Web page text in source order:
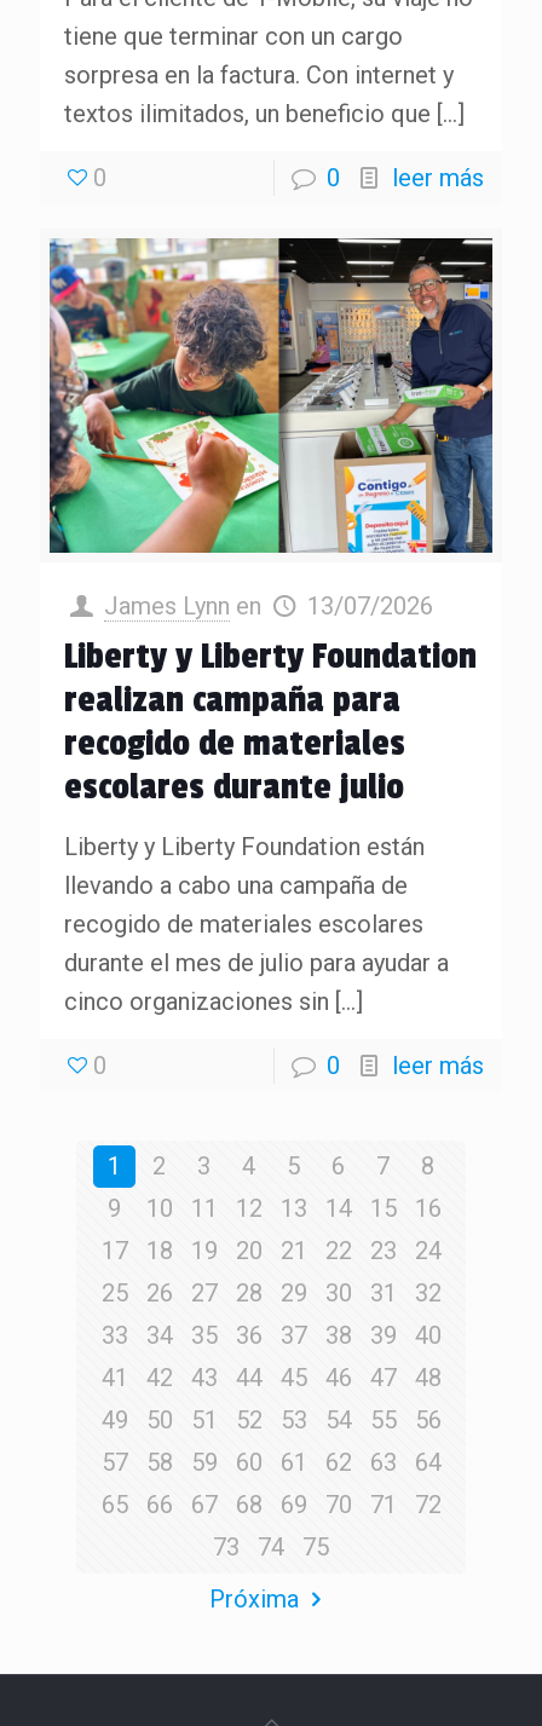
tiene que terminar con un cargo
sorpresa en la factura. Con internet y
textos ilimitados, un beneficio que […]
0 0 leer más
James Lynn en 13/07/2026
Liberty y Liberty Foundation
realizan campaña para
recogido de materiales
escolares durante julio
Liberty y Liberty Foundation están
llevando a cabo una campaña de
recogido de materiales escolares
durante el mes de julio para ayudar a
cinco organizaciones sin […]
0 0 leer más
1 2 3 4 5 6 7
8
9
10 11 12 13 14 15
16
17
18 19 20 21 22 23
24
25
26 27 28 29 30 31
32
33
34 35 36 37 38 39
40
41
42 43 44 45 46 47
48
49
50 51 52 53 54 55
56
57
58 59 60 61 62 63
64
65
66 67 68 69 70 71
72
73
74
75
Próxima